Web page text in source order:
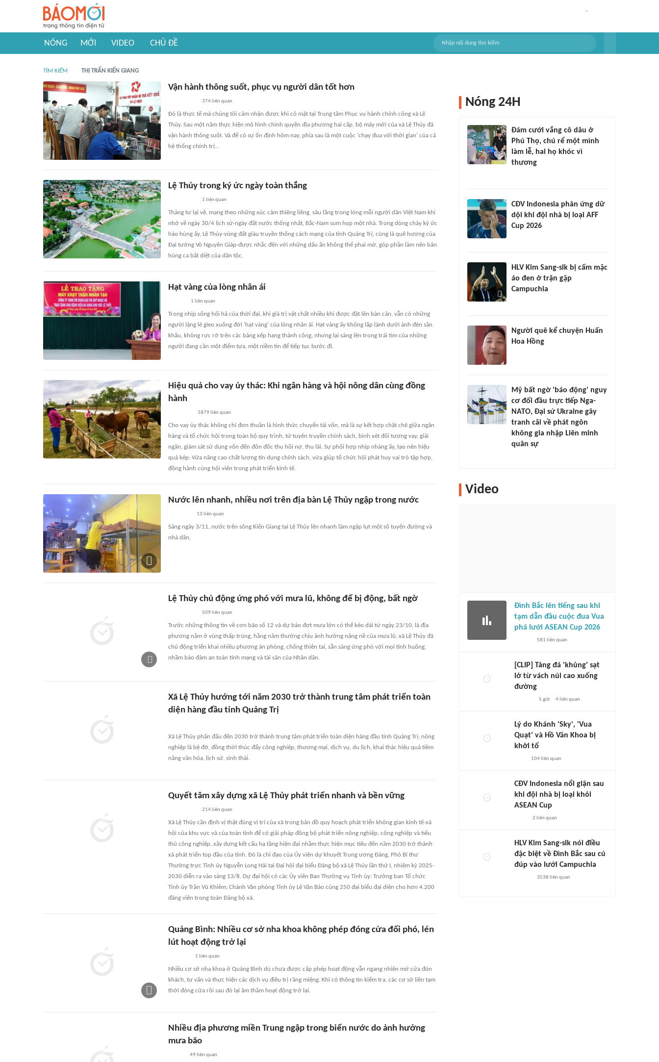
NÓNG MỚI VIDEO CHỦ ĐỀ
TÌM KIẾM THỊ TRẤN KIẾN GIANG
Vận hành thông suốt, phục vụ người dân tốt hơn
374 liên quan
Đó là thực tế mà chúng tôi cảm nhận được khi có mặt tại Trung tâm Phục vụ hành chính công xã Lệ
Thủy. Sau một năm thực hiện mô hình chính quyền địa phương hai cấp, bộ máy mới của xã Lệ Thủy đã
vận hành thông suốt. Và để có sự ổn định hôm nay, phía sau là một cuộc 'chạy đua với thời gian' của cả
hệ thống chính trị...
Lệ Thủy trong ký ức ngày toàn thắng
1 liên quan
Tháng tư lại về, mang theo những xúc cảm thiêng liêng, sâu lắng trong lòng mỗi người dân Việt Nam khi
nhớ về ngày 30/4 lịch sử-ngày đất nước thống nhất, Bắc-Nam sum họp một nhà. Trong dòng chảy ký ức
hào hùng ấy, Lệ Thủy-vùng đất giàu truyền thống cách mạng của tỉnh Quảng Trị, cũng là quê hương của
Đại tướng Võ Nguyên Giáp-được nhắc đến với những dấu ấn không thể phai mờ, góp phần làm nên bản
hùng ca bất diệt của dân tộc.
Hạt vàng của lòng nhân ái
1 liên quan
Trong nhịp sống hối hả của thời đại, khi giá trị vật chất nhiều khi được đặt lên bàn cân, vẫn có những
người lặng lẽ gieo xuống đời 'hạt vàng' của lòng nhân ái. Hạt vàng ấy không lấp lánh dưới ánh đèn sân
khấu, không rực rỡ trên các bảng xếp hạng thành công, nhưng lại sáng lên trong trái tim của những
người đang cần một điểm tựa, một niềm tin để tiếp tục bước đi.
Hiệu quả cho vay ủy thác: Khi ngân hàng và hội nông dân cùng đồng
hành
1879 liên quan
Cho vay ủy thác không chỉ đơn thuần là hình thức chuyển tải vốn, mà là sự kết hợp chặt chẽ giữa ngân
hàng và tổ chức hội trong toàn bộ quy trình, từ tuyên truyền chính sách, bình xét đối tượng vay, giải
ngân, giám sát sử dụng vốn đến đôn đốc thu hồi nợ, thu lãi. Sự phối hợp nhịp nhàng ấy, tạo nên hiệu
quả kép: Vừa nâng cao chất lượng tín dụng chính sách, vừa giúp tổ chức hội phát huy vai trò tập hợp,
đồng hành cùng hội viên trong phát triển kinh tế.
Nước lên nhanh, nhiều nơi trên địa bàn Lệ Thủy ngập trong nước
13 liên quan
Sáng ngày 3/11, nước trên sông Kiến Giang tại Lệ Thủy lên nhanh làm ngập lụt một số tuyến đường và
nhà dân.
Lệ Thủy chủ động ứng phó với mưa lũ, không để bị động, bất ngờ
509 liên quan
Trước những thông tin về cơn bão số 12 và dự báo đợt mưa lớn có thể kéo dài từ ngày 23/10, là địa
phương nằm ở vùng thấp trũng, hằng năm thường chịu ảnh hưởng nặng nề của mưa lũ, xã Lệ Thủy đã
chủ động triển khai nhiều phương án phòng, chống thiên tai, sẵn sàng ứng phó với mọi tình huống,
nhằm bảo đảm an toàn tính mạng và tài sản của Nhân dân.
Xã Lệ Thủy hướng tới năm 2030 trở thành trung tâm phát triển toàn
diện hàng đầu tỉnh Quảng Trị
Xã Lệ Thủy phấn đấu đến 2030 trở thành trung tâm phát triển toàn diện hàng đầu tỉnh Quảng Trị; nông
nghiệp là bệ đỡ, đồng thời thúc đẩy công nghiệp, thương mại, dịch vụ, du lịch, khai thác hiệu quả tiềm
năng văn hóa, lịch sử, sinh thái.
Quyết tâm xây dựng xã Lệ Thủy phát triển nhanh và bền vững
214 liên quan
Xã Lệ Thủy cần định vị thật đúng vị trí của xã trong bản đồ quy hoạch phát triển không gian kinh tế-xã
hội của khu vực và của toàn tỉnh để có giải pháp đồng bộ phát triển nông nghiệp, công nghiệp và tiểu
thủ công nghiệp, xây dựng kết cấu hạ tầng hiện đại nhằm thực hiện mục tiêu đến năm 2030 trở thành
xã phát triển top đầu của tỉnh. Đó là chỉ đạo của Ủy viên dự khuyết Trung ương Đảng, Phó Bí thư
Thường trực Tỉnh ủy Nguyễn Long Hải tại Đại hội đại biểu Đảng bộ xã Lệ Thủy lần thứ I, nhiệm kỳ 2025-
2030 diễn ra vào sáng 13/8. Dự đại hội có các Ủy viên Ban Thường vụ Tỉnh ủy: Trưởng ban Tổ chức
Tỉnh ủy Trần Vũ Khiêm; Chánh Văn phòng Tỉnh ủy Lê Văn Bảo cùng 250 đại biểu đại diện cho hơn 4.200
đảng viên trong toàn Đảng bộ xã.
Quảng Bình: Nhiều cơ sở nha khoa không phép đóng cửa đối phó, lén
lút hoạt động trở lại
1 liên quan
Nhiều cơ sở nha khoa ở Quảng Bình dù chưa được cấp phép hoạt động vẫn ngang nhiên mở cửa đón
khách, tư vấn và thực hiện các dịch vụ điều trị răng miệng. Khi có thông tin kiểm tra, các cơ sở liền tạm
thời đóng cửa rồi sau đó lại âm thầm hoạt động trở lại.
Nhiều địa phương miền Trung ngập trong biển nước do ảnh hưởng
mưa bão
49 liên quan
Nóng 24H
Đám cưới vắng cô dâu ở
Phú Thọ, chú rể một mình
làm lễ, hai họ khóc vì
thương
CĐV Indonesia phản ứng dữ
dội khi đội nhà bị loại AFF
Cup 2026
HLV Kim Sang-sik bị cấm mặc
áo đen ở trận gặp
Campuchia
Người quê kể chuyện Huấn
Hoa Hồng
Mỹ bất ngờ 'báo động' nguy
cơ đối đầu trực tiếp Nga-
NATO, Đại sứ Ukraine gây
tranh cãi về phát ngôn
không gia nhập Liên minh
quân sự
Video
Đình Bắc lên tiếng sau khi
tạm dẫn đầu cuộc đua Vua
phá lưới ASEAN Cup 2026
581 liên quan
[CLIP] Tảng đá 'khủng' sạt
lở từ vách núi cao xuống
đường
5 giờ 4liên quan
Lý do Khánh 'Sky', 'Vua
Quạt' và Hồ Văn Khoa bị
khởi tố
104liên quan
CĐV Indonesia nổi giận sau
khi đội nhà bị loại khỏi
ASEAN Cup
2 liên quan
HLV Kim Sang-sik nói điều
đặc biệt về Đình Bắc sau cú
đúp vào lưới Campuchia
3538 liên quan